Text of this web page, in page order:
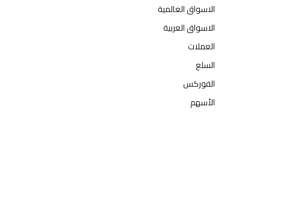
الاسواق العالمية
الاسواق العربية
العملات
السلع
الفوركس
الأسهم